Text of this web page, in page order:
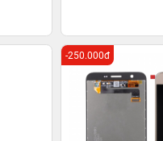
-250.000đ